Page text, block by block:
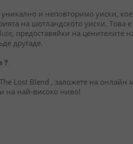
и неповторимо уиски,
на шотландското уиски. Това
, предоставяйки на ценителите
другаде.
?
Lost Blend , заложете на онлайн
на най-високо ниво!